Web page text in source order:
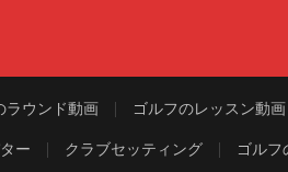
ラウンド動画 ゴルフのレッスン動画
ー クラブセッティング ゴルフ